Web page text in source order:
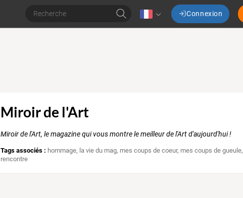
Connexion
Miroir de l'Art
Miroir de l'Art, le magazine qui vous montre le meilleur de l'Art d'aujourd'hui !
Tags associés : hommage, la vie du mag, mes coups de coeur, mes coups de gueule,
rencontre